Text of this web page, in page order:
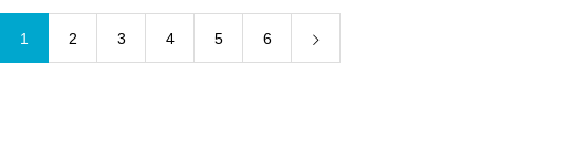
1 2 3 4 5 6